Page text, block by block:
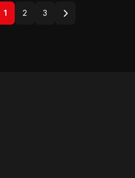
1 2 3